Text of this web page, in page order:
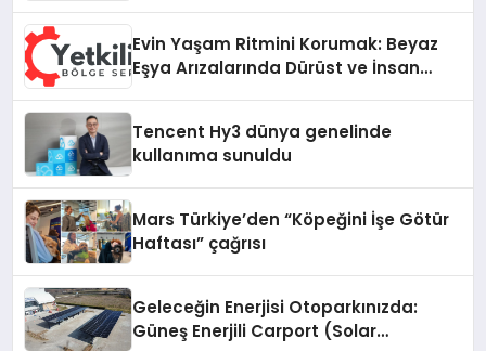
Evin Yaşam Ritmini Korumak: Beyaz
Eşya Arızalarında Dürüst ve İnsan
Tencent Hy3 dünya genelinde
kullanıma sunuldu
Mars Türkiye’den “Köpeğini İşe Götür
Haftası” çağrısı
Geleceğin Enerjisi Otoparkınızda:
Güneş Enerjili Carport (Solar